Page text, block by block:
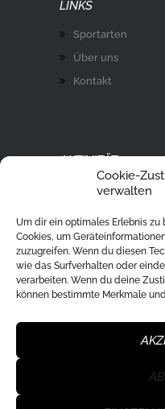
Cookie-
verwalten
Um dir ein optimales Erlebnis
Cookies, um
zuzugreifen. Wenn du diesen
wie das Surfverhalten oder
verarbeiten. Wenn du deine
können bestimmte Merkmale
LINKS
Sportarten
Über uns
Kontakt
AKTIVITÄT
Ski Alpin
Langlaufen
Eislaufen
Ski Tour